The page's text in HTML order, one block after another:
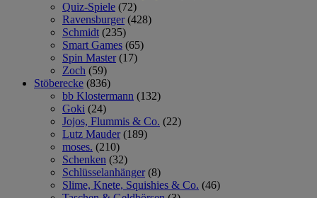
Quiz-Spiele (72)
Ravensburger (428)
Schmidt (235)
Smart Games (65)
Spin Master (17)
Zoch (59)
Stöberecke (836)
bb Klostermann (132)
Goki (24)
Jojos, Flummis & Co. (22)
Lutz Mauder (189)
moses. (210)
Schenken (32)
Schlüsselanhänger (8)
Slime, Knete, Squishies & Co. (46)